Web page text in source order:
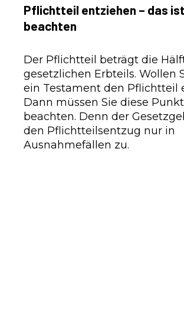
Pflichtteil entziehen – das
beachten
Der Pflichtteil beträgt die
gesetzlichen Erbteils. Wollen
ein Testament den Pflichtteil
Dann müssen Sie diese
beachten. Denn der
den Pflichtteilsentzug nur in
Ausnahmefällen zu.